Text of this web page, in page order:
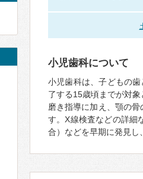
小児歯科について
小児歯科は、子どもの
了する15歳頃までが対
磨き指導に加え、顎の
す。X線検査などの詳細
合）などを早期に発見